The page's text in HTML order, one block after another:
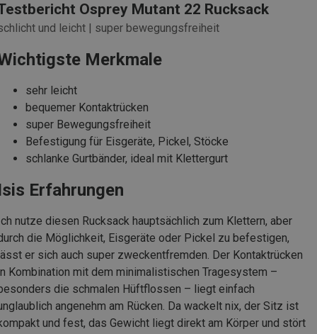
Osprey Mutant 22 Rucksack
und leicht | super bewegungsfreiheit
Merkmale
sehr leicht
bequemer Kontaktrücken
super Bewegungsfreiheit
Befestigung für Eisgeräte, Pickel, Stöcke
schlanke Gurtbänder, ideal mit Klettergurt
Erfahrungen
nutze diesen Rucksack hauptsächlich zum Klettern, aber
die Möglichkeit, Eisgeräte oder Pickel zu befestigen,
er sich auch super zweckentfremden. Der Kontaktrücken
Kombination mit dem minimalistischen Tragesystem –
die schmalen Hüftflossen – liegt einfach
angenehm am Rücken. Da wackelt nix, der Sitz ist
und fest, das Gewicht liegt direkt am Körper und stört